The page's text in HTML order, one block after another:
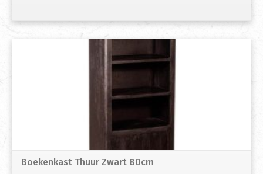
Boekenkast Thuur Zwart 80cm